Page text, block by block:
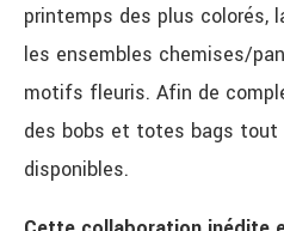
printemps des plus colorés,
les ensembles chemises/
motifs fleuris. Afin de
des bobs et totes bags
disponibles.